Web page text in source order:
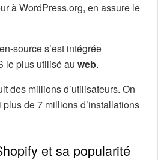
à WordPress.org, en assure le
source s’est intégrée
le plus utilisé au web.
des millions d’utilisateurs. On
plus de 7 millions d’installations
et sa popularité